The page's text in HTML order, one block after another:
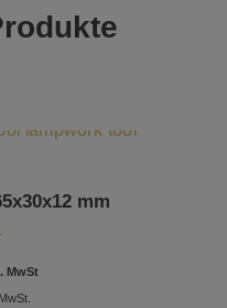
mm
MwSt